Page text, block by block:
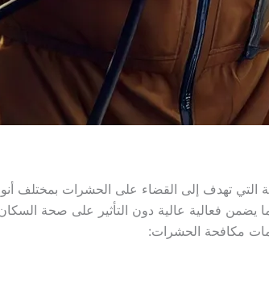
تهدف إلى القضاء على الحشرات بمختلف
يضمن فعالية عالية دون التأثير على صحة
مكافحة الحشرات: